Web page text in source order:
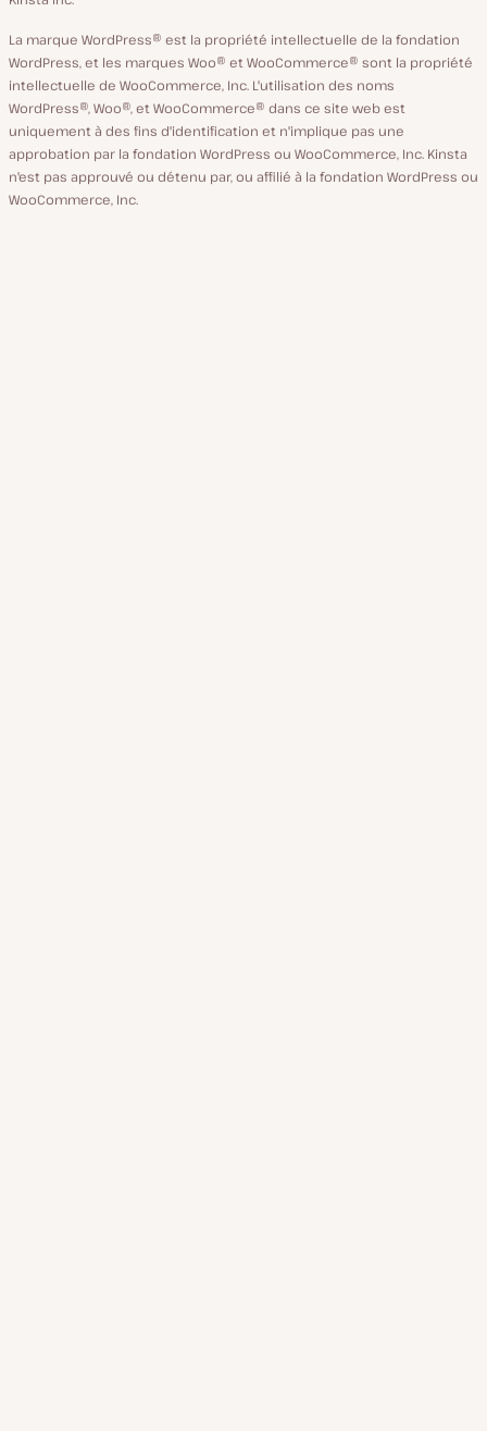
La marque WordPress® est la propriété intellectuelle de la fondation
WordPress, et les marques Woo® et WooCommerce® sont la propriété
intellectuelle de WooCommerce, Inc. L'utilisation des noms
WordPress®, Woo®, et WooCommerce® dans ce site web est
uniquement à des fins d'identification et n'implique pas une
approbation par la fondation WordPress ou WooCommerce, Inc. Kinsta
n'est pas approuvé ou détenu par, ou affilié à la fondation WordPress ou
WooCommerce, Inc.